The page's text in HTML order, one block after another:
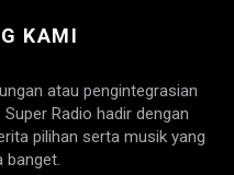
KAMI
atau pengintegrasian
Radio hadir dengan
pilihan serta musik yang
banget.